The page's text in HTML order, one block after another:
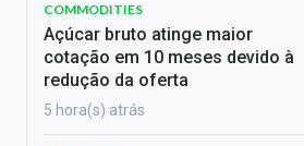
COMMODITIES
Açúcar bruto atinge maior
cotação em 10 meses devido à
redução da oferta
5 hora(s) atrás